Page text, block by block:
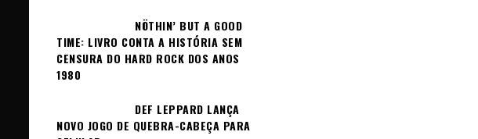
NÖTHIN’ BUT A GOOD
TIME: LIVRO CONTA A HISTÓRIA SEM
CENSURA DO HARD ROCK DOS ANOS
1980
DEF LEPPARD LANÇA
NOVO JOGO DE QUEBRA-CABEÇA PARA